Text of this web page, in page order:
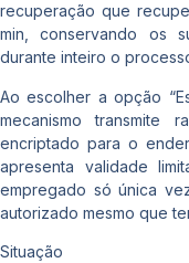
recuperação que
min, conservando os
durante inteiro o
Ao escolher a opção
mecanismo transmite
encriptado para o
apresenta validade
empregado só única
autorizado mesmo que
Situação